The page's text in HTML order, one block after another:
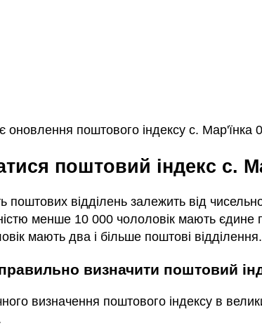
оновлення поштового індексу с. Мар'їнка
поштовий індекс с.
поштових відділень залежить від
менше 10 000 чололовік мають єдине
мають два і більше поштові відділення.
правильно визначити поштовий
визначення поштового індексу в